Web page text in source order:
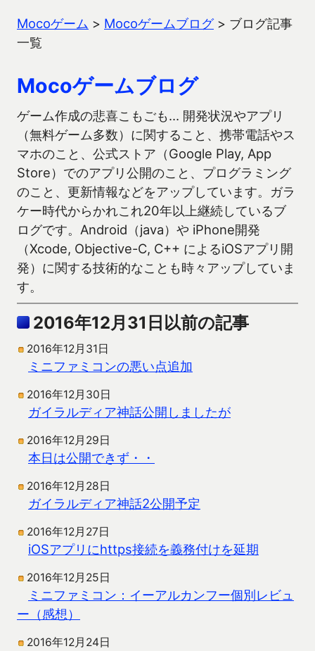
Mocoゲーム > Mocoゲームブログ> ブログ記事
一覧
Mocoゲームブログ
ゲーム作成の悲喜こもごも… 開発状況やアプリ
（無料ゲーム多数）に関すること、携帯電話やス
マホのこと、公式ストア（Google Play, App
Store）でのアプリ公開のこと、プログラミング
のこと、更新情報などをアップしています。ガラ
ケー時代からかれこれ20年以上継続しているブ
ログです。Android（java）や iPhone開発
（Xcode, Objective-C, C++ によるiOSアプリ開
発）に関する技術的なことも時々アップしていま
す。
2016年12月31日以前の記事
2016年12月31日
ミニファミコンの悪い点追加
2016年12月30日
ガイラルディア神話公開しましたが
2016年12月29日
本日は公開できず・・
2016年12月28日
ガイラルディア神話2公開予定
2016年12月27日
iOSアプリにhttps接続を義務付けを延期
2016年12月25日
ミニファミコン：イーアルカンフー個別レビュ
ー（感想）
2016年12月24日